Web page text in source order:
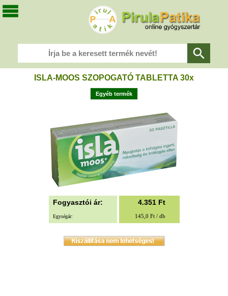
ISLA-MOOS SZOPOGATÓ TABLETTA 30x
Egyéb termék
Fogyasztói ár: 4.351Ft
Egységár: 145,0 Ft / db